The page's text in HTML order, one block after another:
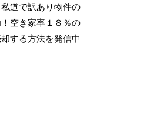
道で訳あり物件の
空き家率１８％の
する方法を発信中